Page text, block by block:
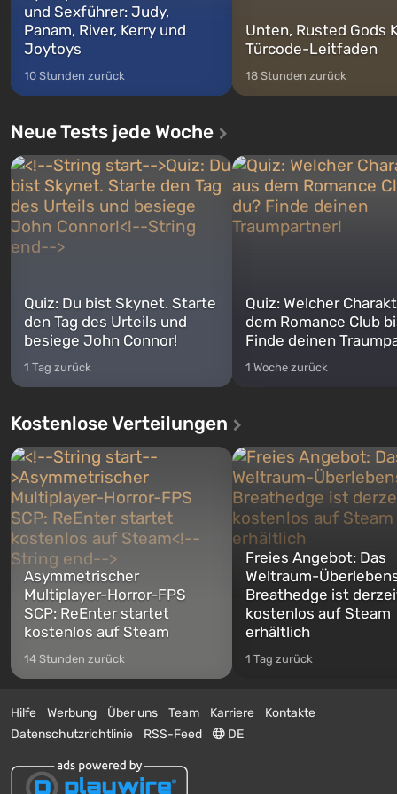
und Sexführer: Judy,
Panam, River, Kerry und
Joytoys
10 Stunden zurück
Unten, Rusted Gods
Türcode-Leitfaden
18 Stunden zurück
Neue Tests jede Woche
Quiz: Du bist Skynet. Starte
den Tag des Urteils und
besiege John Connor!
1 Tag zurück
Quiz: Welcher
dem Romance Club
Finde deinen
1 Woche zurück
Kostenlose Verteilungen
Asymmetrischer
Multiplayer-Horror-FPS
SCP: ReEnter startet
kostenlos auf Steam
14 Stunden zurück
Freies Angebot: Das
Weltraum-
Breathedge ist
kostenlos auf Steam
erhältlich
1 Tag zurück
Hilfe Werbung Über uns Team Karriere
Kontakte
Datenschutzrichtlinie
RSS-Feed DE